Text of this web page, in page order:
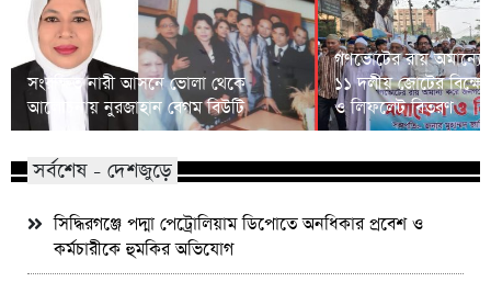
সংরক্ষিত নারী আসনে ভোলা থেকে
আলোচনায় নুরজাহান বেগম বিউটি
গণভোটের রায়
১১ দলীয় জোটের
ও লিফলেট বিতরণ
সর্বশেষ - দেশজুড়ে
সিদ্ধিরগঞ্জে পদ্মা পেট্রোলিয়াম ডিপোতে অনধিকার প্রবেশ ও
কর্মচারীকে হুমকির অভিযোগ